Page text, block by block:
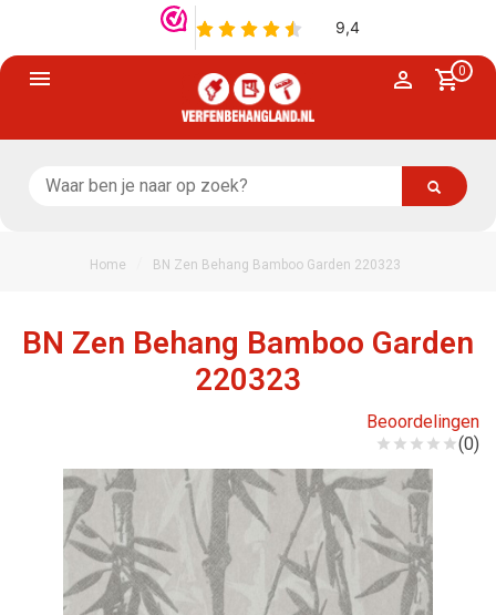
0
Home BN Zen Behang Bamboo Garden 220323
BN Zen Behang Bamboo Garden
220323
Beoordelingen
(0)